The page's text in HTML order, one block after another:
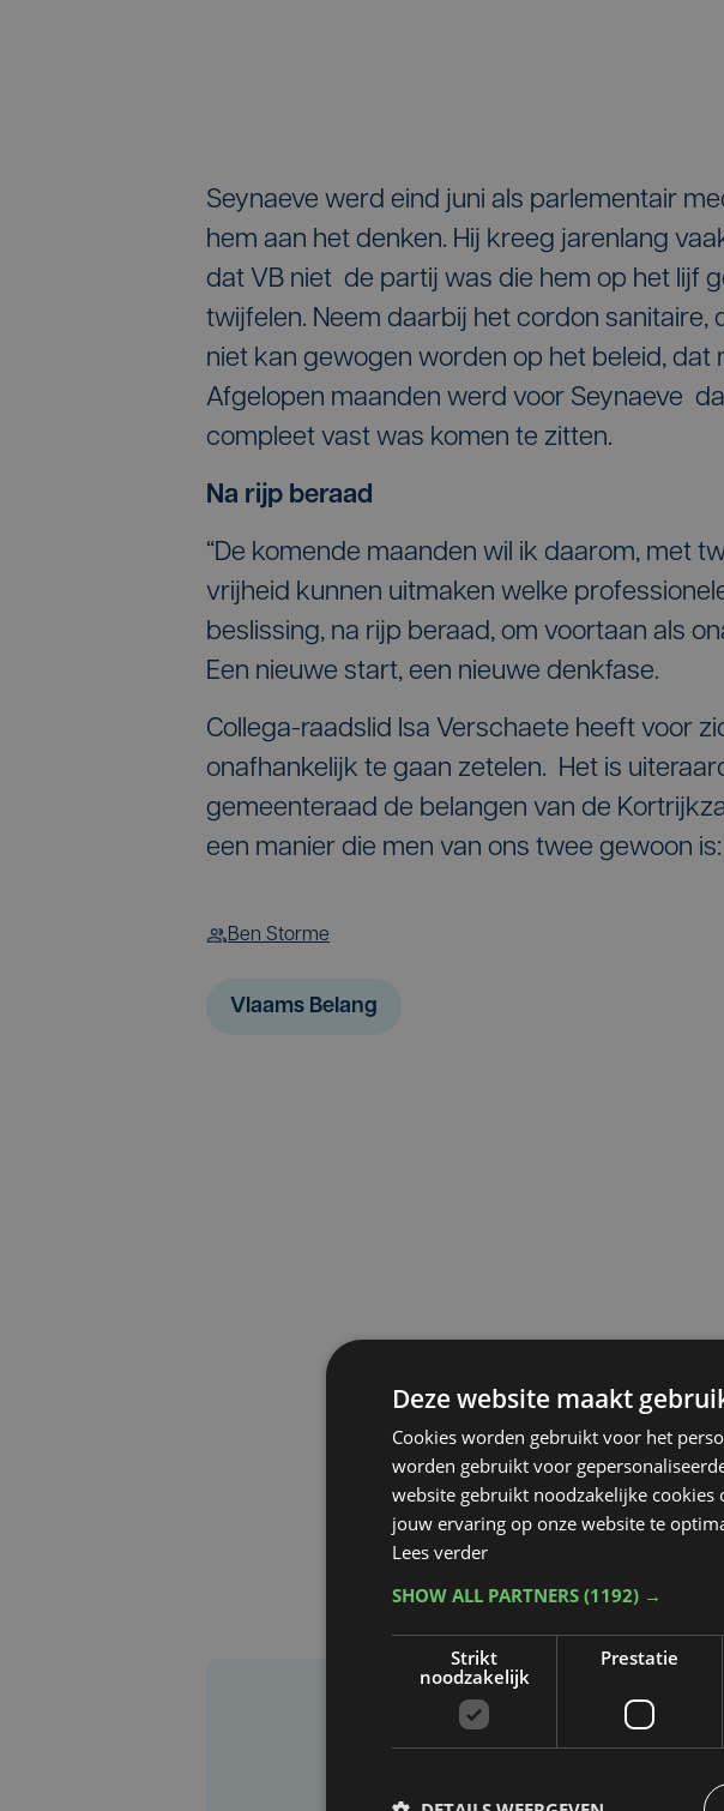
Seynaeve werd eind juni als parlementair
hem aan het denken. Hij kreeg jarenlang
dat VB niet de partij was die hem op het lijf
twijfelen. Neem daarbij het cordon
niet kan gewogen worden op het beleid,
Afgelopen maanden werd voor Seynaeve
compleet vast was komen te zitten.
Na rijp beraad
“De komende maanden wil ik daarom, met
vrijheid kunnen uitmaken welke
beslissing, na rijp beraad, om voortaan als
Een nieuwe start, een nieuwe denkfase.
Collega-raadslid Isa Verschaete heeft voor
onafhankelijk te gaan zetelen. Het is
gemeenteraad de belangen van de
een manier die men van ons twee gewoon
Ben Storme
Vlaams Belang
Heb je een taal-
Deze website maakt
Cookies worden gebruikt voor het
worden gebruikt voor
website gebruikt noodzakelijke
jouw ervaring op onze website te
Lees verder
SHOW ALL PARTNERS (1192) →
Strikt
noodzakelijk
Prestatie